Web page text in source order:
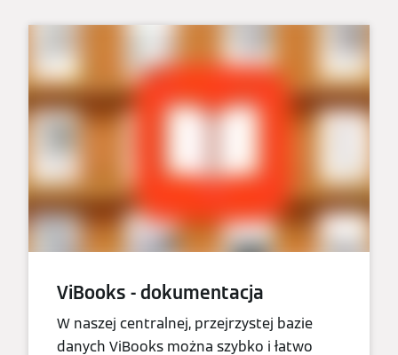
ViBooks - dokumentacja
W naszej centralnej, przejrzystej bazie
danych ViBooks można szybko i łatwo